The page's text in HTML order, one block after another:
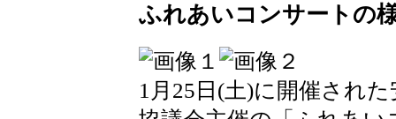
ふれあいコンサートの
1月25日(土)に開催され